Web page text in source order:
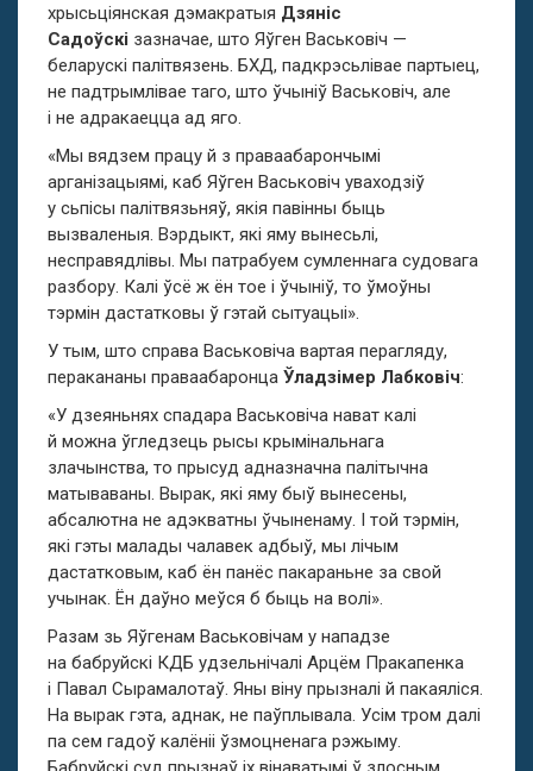
хрысьціянская дэмакратыя Дзяніс
Садоўскі зазначае, што Яўген Васьковіч —
беларускі палітвязень. БХД, падкрэсьлівае партыец,
не падтрымлівае таго, што ўчыніў Васьковіч, але
і не адракаецца ад яго.
«Мы вядзем працу й з праваабарончымі
арганізацыямі, каб Яўген Васьковіч уваходзіў
у сьпісы палітвязьняў, якія павінны быць
вызваленыя. Вэрдыкт, які яму вынесьлі,
несправядлівы. Мы патрабуем сумленнага судовага
разбору. Калі ўсё ж ён тое і ўчыніў, то ўмоўны
тэрмін дастатковы ў гэтай сытуацыі».
У тым, што справа Васьковіча вартая перагляду,
перакананы праваабаронца Ўладзімер Лабковіч:
«У дзеяньнях спадара Васьковіча нават калі
й можна ўгледзець рысы крымінальнага
злачынства, то прысуд адназначна палітычна
матываваны. Вырак, які яму быў вынесены,
абсалютна не адэкватны ўчыненаму. І той тэрмін,
які гэты малады чалавек адбыў, мы лічым
дастатковым, каб ён панёс пакараньне за свой
учынак. Ён даўно меўся б быць на волі».
Разам зь Яўгенам Васьковічам у нападзе
на бабруйскі КДБ удзельнічалі Арцём Пракапенка
і Павал Сырамалотаў. Яны віну прызналі й пакаяліся.
На вырак гэта, аднак, не паўплывала. Усім тром далі
па сем гадоў калёніі ўзмоцненага рэжыму.